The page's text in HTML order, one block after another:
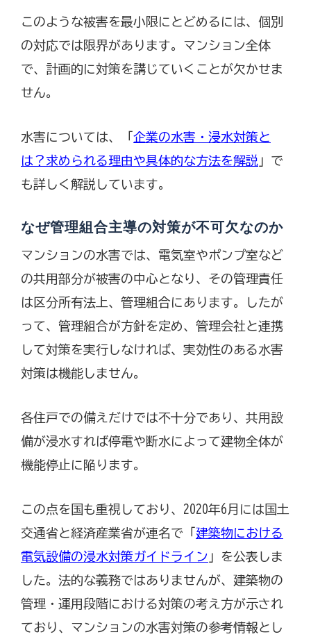
このような被害を最小限にとどめるには、個別
の対応では限界があります。マンション全体
で、計画的に対策を講じていくことが欠かせま
せん。
水害については、「 企業の水害・浸水対策と
は？求められる理由や具体的な方法を解説 」で
も詳しく解説しています。
なぜ管理組合主導の対策が不可欠なのか
マンションの水害では、電気室やポンプ室など
の共用部分が被害の中心となり、その管理責任
は区分所有法上、管理組合にあります。したが
って、管理組合が方針を定め、管理会社と連携
して対策を実行しなければ、実効性のある水害
対策は機能しません。
各住戸での備えだけでは不十分であり、共用設
備が浸水すれば停電や断水によって建物全体が
機能停止に陥ります。
この点を国も重視しており、2020年6月には国土
交通省と経済産業省が連名で「 建築物における
電気設備の浸水対策ガイドライン 」を公表しま
した。法的な義務ではありませんが、建築物の
管理・運用段階における対策の考え方が示され
ており、マンションの水害対策の参考情報とし